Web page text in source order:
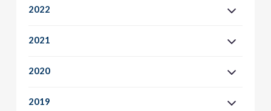
2022
2021
2020
2019